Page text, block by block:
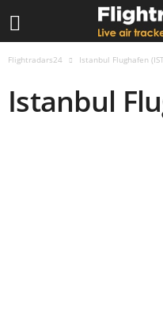
Flightradars24 Istanbul Flughafen
Istanbul